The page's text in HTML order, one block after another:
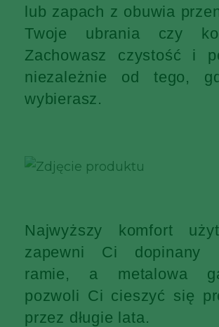
lub zapach z obuwia
Twoje ubrania czy
Zachowasz czystość i
niezależnie od tego,
wybierasz.
Najwyższy komfort
zapewni Ci dopinany
ramie, a metalowa
pozwoli Ci cieszyć się
przez długie lata.